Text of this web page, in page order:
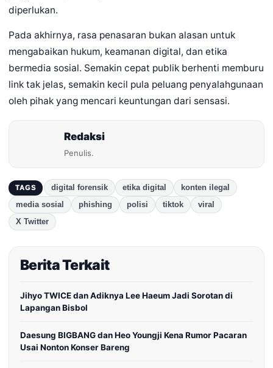
diperlukan.
Pada akhirnya, rasa penasaran bukan alasan untuk
mengabaikan hukum, keamanan digital, dan etika
bermedia sosial. Semakin cepat publik berhenti memburu
link tak jelas, semakin kecil pula peluang penyalahgunaan
oleh pihak yang mencari keuntungan dari sensasi.
Redaksi
Penulis.
TAGS digital forensik etika digital
konten ilegal
media sosial
phishing polisi tiktok
viral
X Twitter
Berita Terkait
Jihyo TWICE dan Adiknya Lee Haeum Jadi Sorotan di
Lapangan Bisbol
Daesung BIGBANG dan Heo Youngji Kena Rumor Pacaran
Usai Nonton Konser Bareng